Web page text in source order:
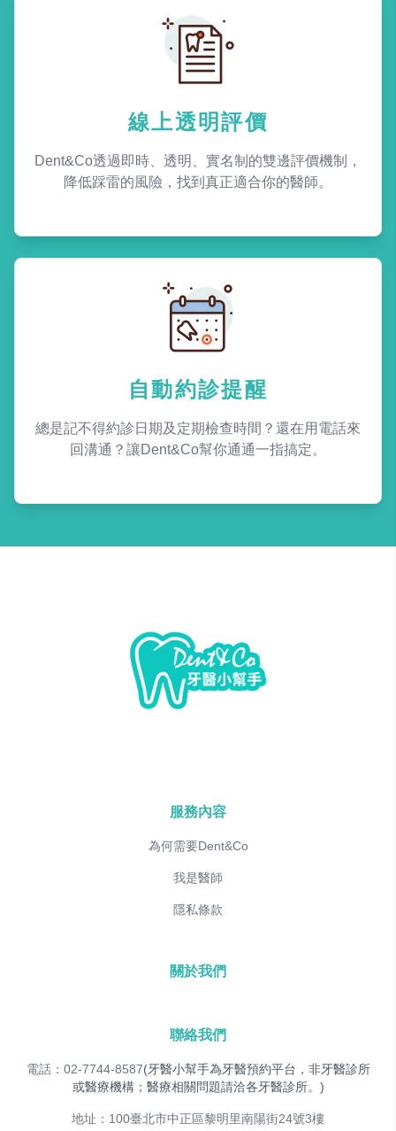
線上透明評價
Dent&Co透過即時、透明、實名制的雙邊評價機制，
降低踩雷的風險，找到真正適合你的醫師。
自動約診提醒
總是記不得約診日期及定期檢查時間？還在用電話來
回溝通？讓Dent&Co幫你通通一指搞定。
服務內容
為何需要Dent&Co
我是醫師
隱私條款
關於我們
聯絡我們
電話：02-7744-8587(牙醫小幫手為牙醫預約平台，非牙醫診所
或醫療機構；醫療相關問題請洽各牙醫診所。)
地址：100臺北市中正區黎明里南陽街24號3樓